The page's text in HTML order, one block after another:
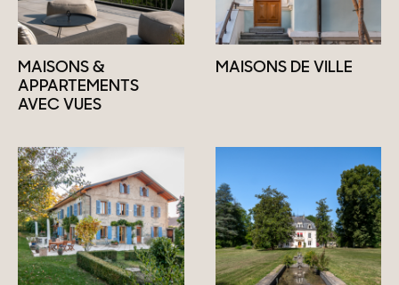
MAISONS &
APPARTEMENTS
AVEC VUES
MAISONS DE VILLE